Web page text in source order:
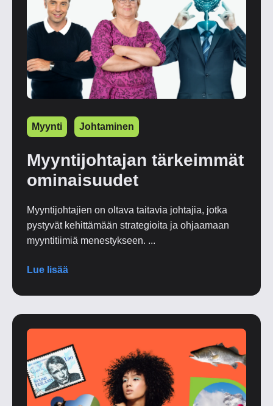
Myynti Johtaminen
Myyntijohtajan tärkeimmät
ominaisuudet
Myyntijohtajien on oltava taitavia johtajia, jotka
pystyvät kehittämään strategioita ja ohjaamaan
myyntitiimiä menestykseen. ...
Lue lisää